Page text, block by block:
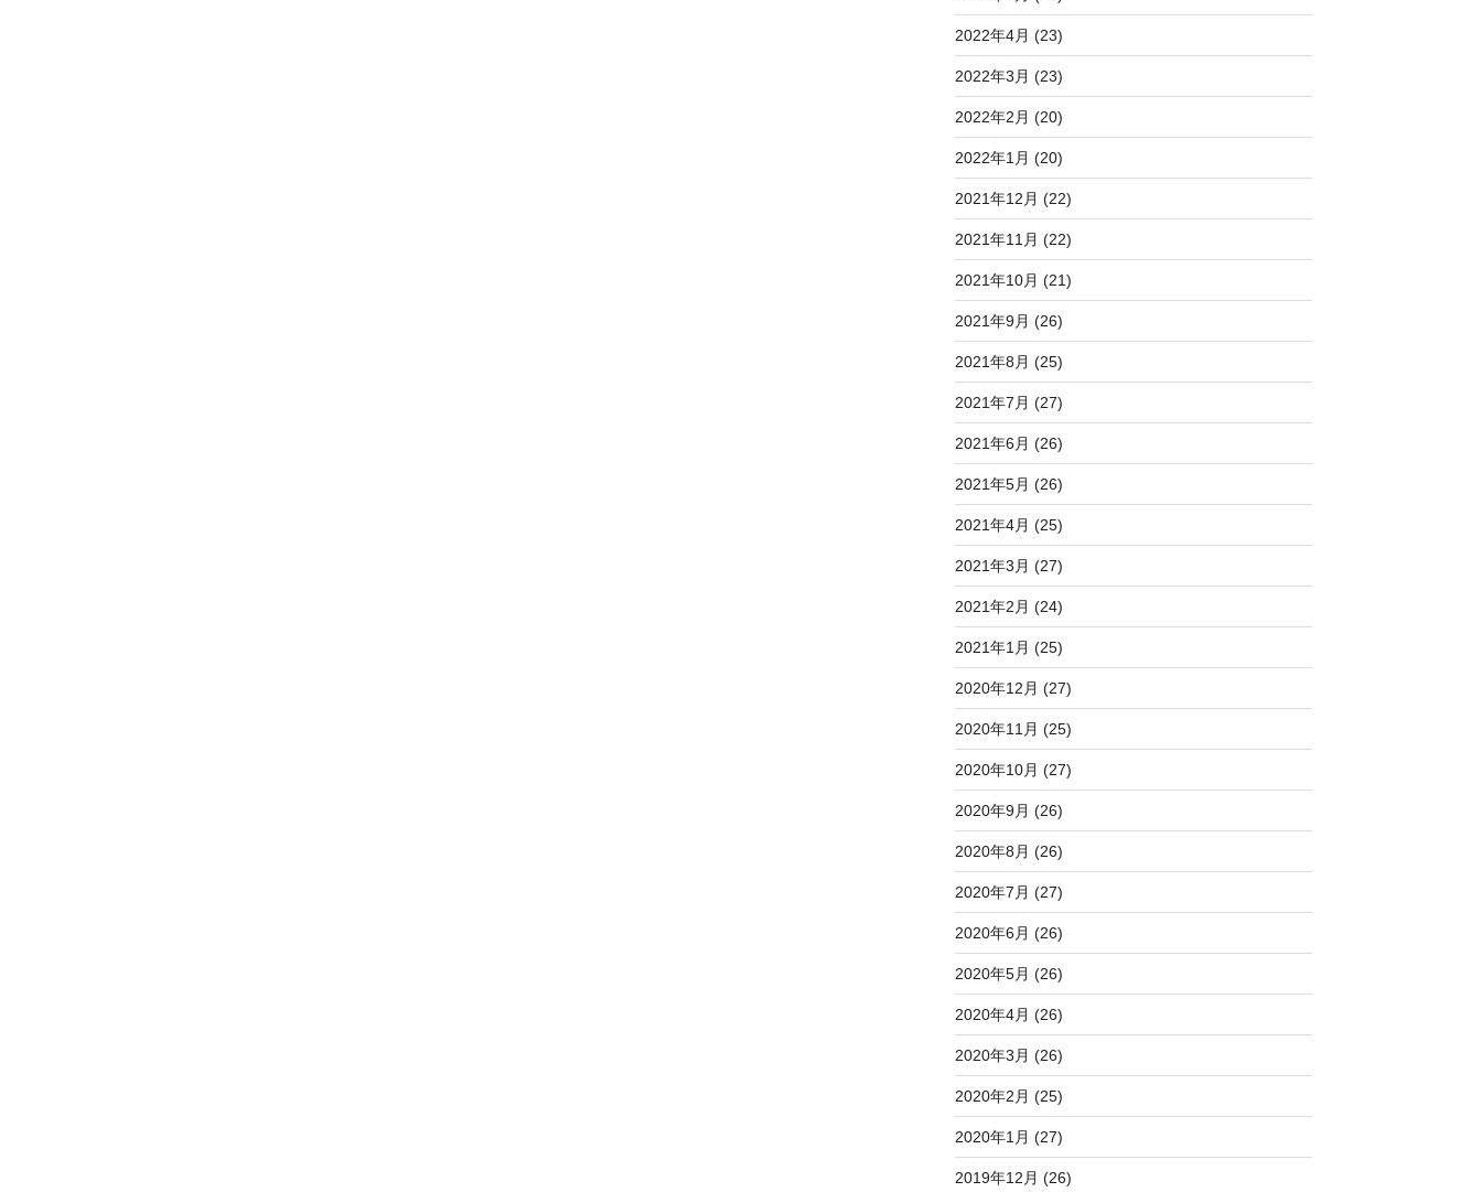
2022年4月 (23)
2022年3月 (23)
2022年2月 (20)
2022年1月 (20)
2021年12月 (22)
2021年11月 (22)
2021年10月 (21)
2021年9月 (26)
2021年8月 (25)
2021年7月 (27)
2021年6月 (26)
2021年5月 (26)
2021年4月 (25)
2021年3月 (27)
2021年2月 (24)
2021年1月 (25)
2020年12月 (27)
2020年11月 (25)
2020年10月 (27)
2020年9月 (26)
2020年8月 (26)
2020年7月 (27)
2020年6月 (26)
2020年5月 (26)
2020年4月 (26)
2020年3月 (26)
2020年2月 (25)
2020年1月 (27)
2019年12月 (26)